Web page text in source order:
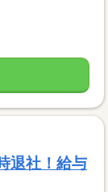
退社！給与